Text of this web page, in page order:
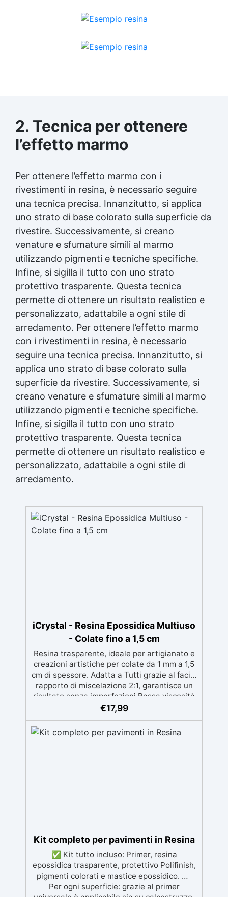
2. Tecnica per ottenere
l’effetto marmo
Per ottenere l’effetto marmo con i
rivestimenti in resina, è necessario seguire
una tecnica precisa. Innanzitutto, si applica
uno strato di base colorato sulla superficie da
rivestire. Successivamente, si creano
venature e sfumature simili al marmo
utilizzando pigmenti e tecniche specifiche.
Infine, si sigilla il tutto con uno strato
protettivo trasparente. Questa tecnica
permette di ottenere un risultato realistico e
personalizzato, adattabile a ogni stile di
arredamento. Per ottenere l’effetto marmo
con i rivestimenti in resina, è necessario
seguire una tecnica precisa. Innanzitutto, si
applica uno strato di base colorato sulla
superficie da rivestire. Successivamente, si
creano venature e sfumature simili al marmo
utilizzando pigmenti e tecniche specifiche.
Infine, si sigilla il tutto con uno strato
protettivo trasparente. Questa tecnica
permette di ottenere un risultato realistico e
personalizzato, adattabile a ogni stile di
arredamento.
iCrystal - Resina Epossidica Multiuso
- Colate fino a 1,5 cm
Resina trasparente, ideale per artigianato e
creazioni artistiche per colate da 1 mm a 1,5
cm di spessore. Adatta a Tutti grazie al facile
rapporto di miscelazione 2:1, garantisce un
risultato senza imperfezioni Bassa viscosità
per colate senza bolle, compatibile con
materiali. Certificata post-catalisi atossica e
sicura per il contatto con la pelle, Bpa Free e
€17,99
Kit completo per pavimenti in Resina
✅ Kit tutto incluso: Primer, resina
epossidica trasparente, protettivo Polifinish,
pigmenti colorati e mastice epossidico. ✅
Per ogni superficie: grazie al primer